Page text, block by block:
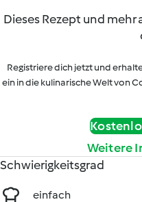
Dieses Rezept und
Registriere dich jetzt und
ein in die kulinarische Welt von
Weitere
Schwierigkeitsgrad
einfach